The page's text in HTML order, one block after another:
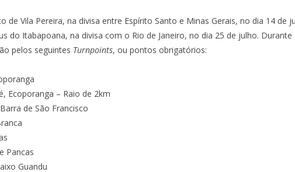
de Vila Pereira, na divisa entre Espírito Santo e Minas Gerais, no dia 14 de
do Itabapoana, na divisa com o Rio de Janeiro, no dia 25 de julho. Durante
pelos seguintes Turnpoints, ou pontos obrigatórios:
Ecoporanga – Raio de 2km
de São Francisco
Pancas
Guandu